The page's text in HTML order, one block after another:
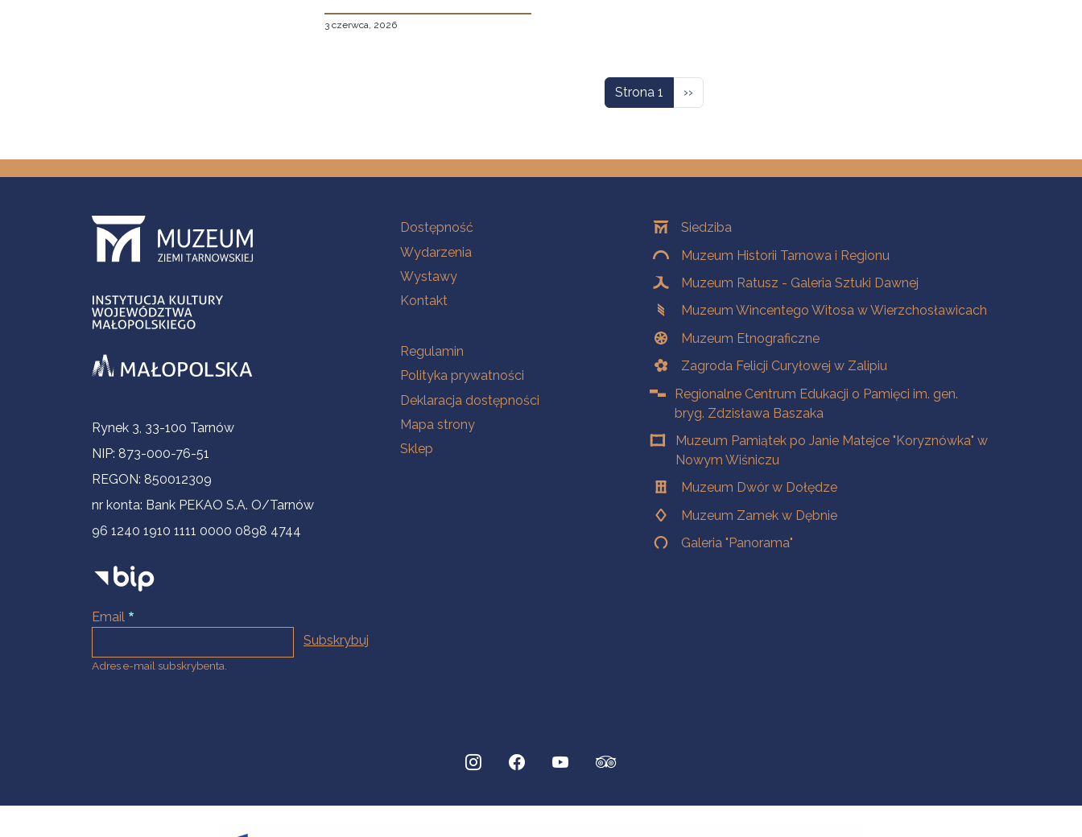
3 czerwca, 2026
Strona 1 Następna strona
››
Informacje kontaktowe
Rynek 3, 33-100 Tarnów
NIP: 873-000-76-51
REGON: 850012309
nr konta: Bank PEKAO S.A. O/Tarnów
96 1240 1910 1111 0000 0898 4744
Email
Adres e-mail subskrybenta.
Na skróty
Dostępność
Wydarzenia
Wystawy
Kontakt
Na skróty
Regulamin
Polityka prywatności
Deklaracja dostępności
Mapa strony
Sklep
OddziałySiedziba
Muzeum Historii Tarnowa i Regionu
Muzeum Ratusz - Galeria Sztuki Dawnej
Muzeum Wincentego Witosa w Wierzchosławicach
Muzeum Etnograficzne
Zagroda Felicji Curyłowej w Zalipiu
Regionalne Centrum Edukacji o Pamięci im. gen.
bryg. Zdzisława Baszaka
Muzeum Pamiątek po Janie Matejce "Koryznówka" w
Nowym Wiśniczu
Muzeum Dwór w Dołędze
Muzeum Zamek w Dębnie
Galeria "Panorama"